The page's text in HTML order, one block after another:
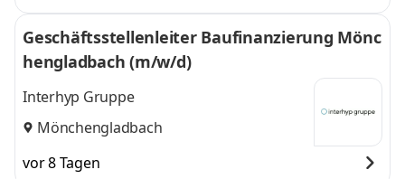
Geschäftsstellenleiter Baufinanzierung Mönc
hengladbach (m/w/d)
Interhyp Gruppe
Mönchengladbach
vor 8 Tagen